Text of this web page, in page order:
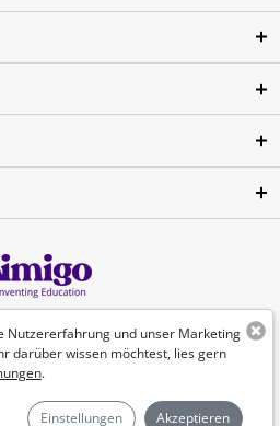
Nutzererfahrung und unser Marketing
darüber wissen möchtest, lies gern
.
Einstellungen Akzeptieren
Deutsch
2026